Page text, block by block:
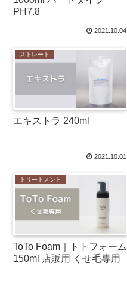
PH7.8
2021.10.04
ストレート
エキストラ 240ml
2021.10.01
トリートメント
ToTo Foam｜トトフォーム
150ml 店販用 くせ毛専用